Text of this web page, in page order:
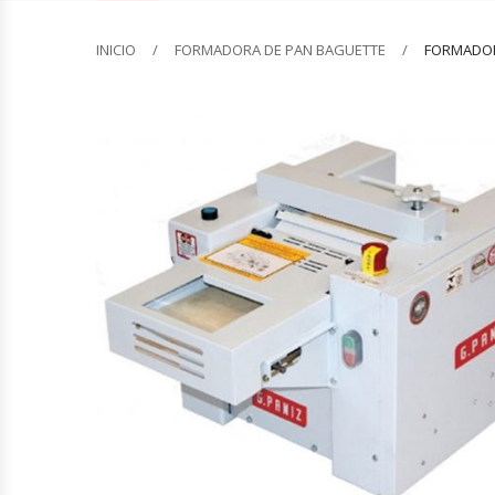
Calentadores De Platos
Cámaras Fermentadoras
Campanas Industriales
INICIO FORMADORA DE PAN BAGUETTE